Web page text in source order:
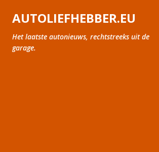
Doorgaan naar hoofdcontent
AUTOLIEFHEBBER.EU
Het laatste autonieuws, rechtstreeks uit de
garage.